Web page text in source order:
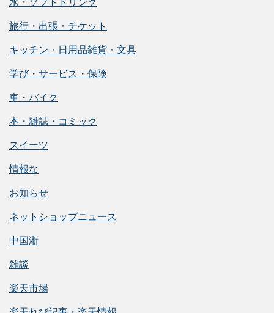
水・ソフトドリンク
旅行・出張・チケット
キッチン・日用品雑貨・文具
学び・サービス・保険
車・バイク
本・雑誌・コミック
スイーツ
情報な
お知らせ
ネットショップニュース
中国淅
雑談
楽天市場